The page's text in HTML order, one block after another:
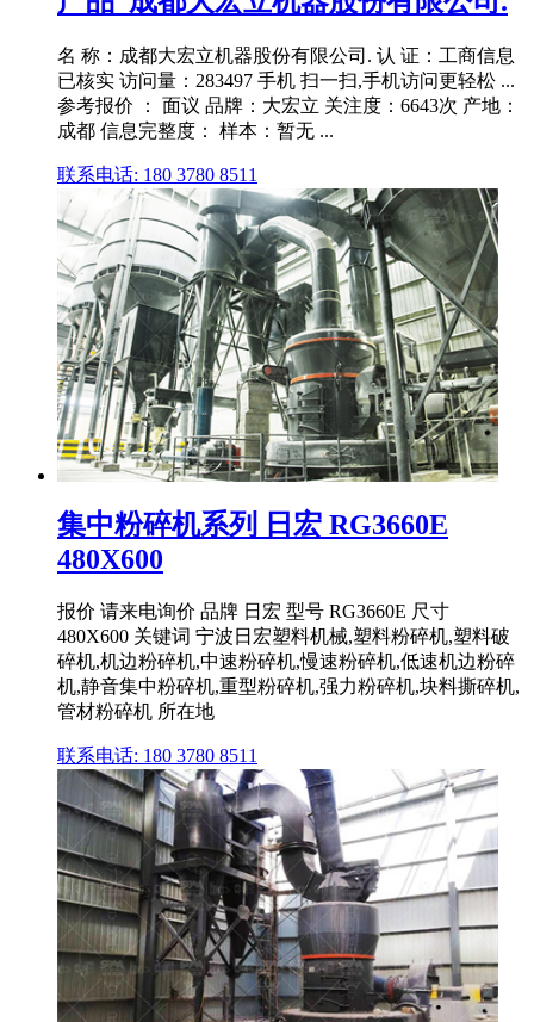
名 称：成都大宏立机器股份有限公司. 认 证：工商信息
已核实 访问量：283497 手机 扫一扫,手机访问更轻松 ...
参考报价 ： 面议 品牌：大宏立 关注度：6643次 产地：
成都 信息完整度： 样本：暂无 ...
联系电话: 180 3780 8511
集中粉碎机系列 日宏 RG3660E
480X600
报价 请来电询价 品牌 日宏 型号 RG3660E 尺寸
480X600 关键词 宁波日宏塑料机械,塑料粉碎机,塑料破
碎机,机边粉碎机,中速粉碎机,慢速粉碎机,低速机边粉碎
机,静音集中粉碎机,重型粉碎机,强力粉碎机,块料撕碎机,
管材粉碎机 所在地
联系电话: 180 3780 8511